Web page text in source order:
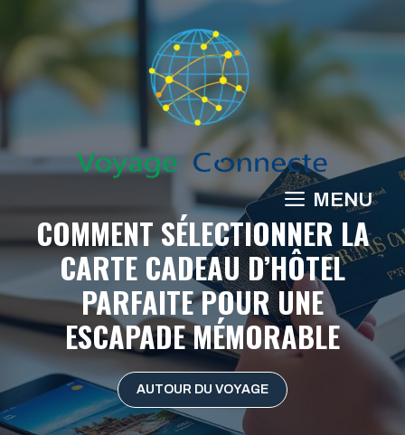
contenu
MENU
COMMENT SÉLECTIONNER LA
CARTE CADEAU D’HÔTEL
PARFAITE POUR UNE
ESCAPADE MÉMORABLE
AUTOUR DU VOYAGE